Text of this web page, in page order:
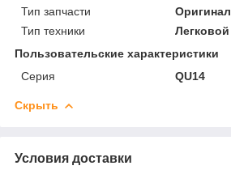
Тип запчасти
Оригинал
Тип техники
Пользовательские характеристики
Серия
QU14
Скрыть
Условия доставки